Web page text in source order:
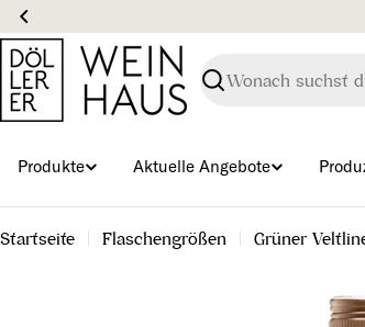
Zum
Inhalt
springen
Suchen
Produkte Aktuelle Angebote
Startseite Flaschengrößen Grüner